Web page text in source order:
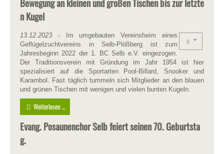
n Kugel
13.12.2023 - Im umgebauten Vereinsheim eines
Geflügelzuchtvereins in Selb-Plößberg ist zum
Jahresbeginn 2022 der 1. BC Selb e.V. eingezogen.
Der Traditionsverein mit Gründung im Jahr 1954 ist hier
spezialisiert auf die Sportarten Pool-Billard, Snooker und
Karambol. Fast täglich tummeln sich Mitglieder an den blauen
und grünen Tischen mit wenigen und vielen bunten Kugeln.
Weiterlesen ...
Evang. Posaunenchor Selb feiert seinen 70. Geburtsta
g.